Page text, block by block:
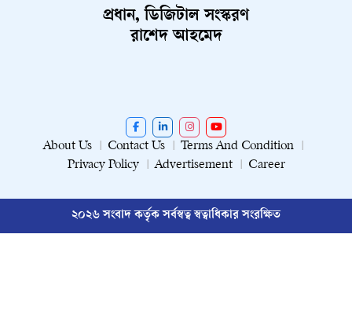
প্রধান, ডিজিটাল সংস্করণ
রাশেদ আহমেদ
About Us Contact Us
Terms And Condition
Privacy Policy
Advertisement Career
২০২৬ সংবাদ কর্তৃক সর্বস্বত্ব স্বত্বাধিকার সংরক্ষিত